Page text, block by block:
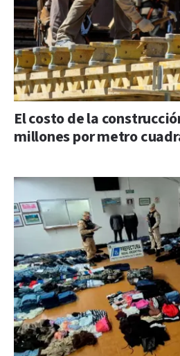
El costo de la
millones por metro